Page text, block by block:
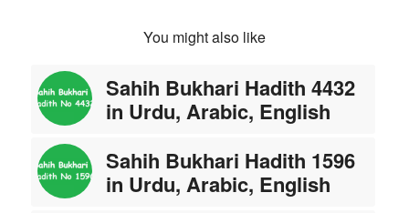
You might also like
Sahih Bukhari Hadith 4432
in Urdu, Arabic, English
Sahih Bukhari Hadith 1596
in Urdu, Arabic, English